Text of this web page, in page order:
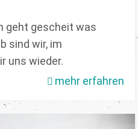
geht gescheit was
sind wir, im
uns wieder.
mehr erfahren